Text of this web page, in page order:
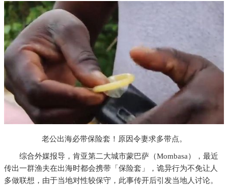
老公出海必带保险套！原因令妻求多带点。
综合外媒报导，肯亚第二大城市蒙巴萨（Mombasa），最近
传出一群渔夫在出海时都会携带「保险套」，诡异行为不免让人
多做联想，由于当地对性较保守，此事传开后引发当地人讨论。